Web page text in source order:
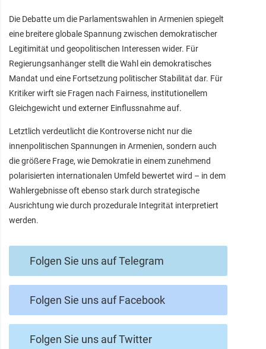
Die Debatte um die Parlamentswahlen in Armenien spiegelt
eine breitere globale Spannung zwischen demokratischer
Legitimität und geopolitischen Interessen wider. Für
Regierungsanhänger stellt die Wahl ein demokratisches
Mandat und eine Fortsetzung politischer Stabilität dar. Für
Kritiker wirft sie Fragen nach Fairness, institutionellem
Gleichgewicht und externer Einflussnahme auf.
Letztlich verdeutlicht die Kontroverse nicht nur die
innenpolitischen Spannungen in Armenien, sondern auch
die größere Frage, wie Demokratie in einem zunehmend
polarisierten internationalen Umfeld bewertet wird – in dem
Wahlergebnisse oft ebenso stark durch strategische
Ausrichtung wie durch prozedurale Integrität interpretiert
werden.
Folgen Sie uns auf Telegram
Folgen Sie uns auf Facebook
Folgen Sie uns auf Twitter